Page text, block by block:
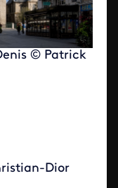
© Patrick
Dior